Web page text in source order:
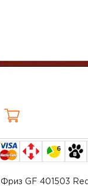
6
Фриз GF 401503